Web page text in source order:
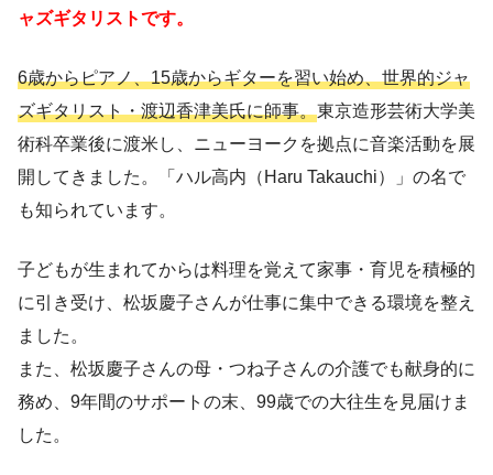
ャズギタリストです。
6歳からピアノ、15歳からギターを習い始め、世界的ジャ
ズギタリスト・渡辺香津美氏に師事。東京造形芸術大学美
術科卒業後に渡米し、ニューヨークを拠点に音楽活動を展
開してきました。「ハル高内（Haru Takauchi）」の名で
も知られています。
子どもが生まれてからは料理を覚えて家事・育児を積極的
に引き受け、松坂慶子さんが仕事に集中できる環境を整え
ました。
また、松坂慶子さんの母・つね子さんの介護でも献身的に
務め、9年間のサポートの末、99歳での大往生を見届けま
した。